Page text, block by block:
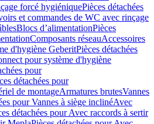
forcé hygiéniquePièces détachées
et commandes de WC avec rinçage
Blocs d’alimentationPièces
Composants réseauAccessoires
d'hygiène GeberitPièces détachées
pour système d'hygiène
pour
détachées pour
de montageArmatures brutesVannes
pour Vannes à siège inclinéAvec
détachées pour Avec raccords à sertir